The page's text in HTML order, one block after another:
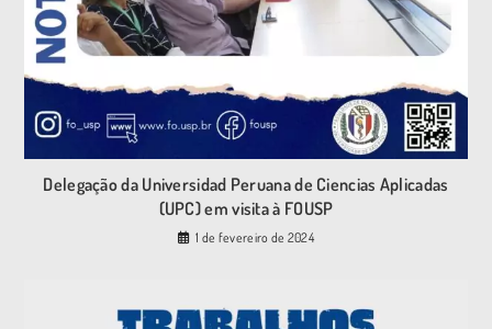
Delegação da Universidad Peruana de Ciencias Aplicadas
(UPC) em visita à FOUSP
1 de fevereiro de 2024